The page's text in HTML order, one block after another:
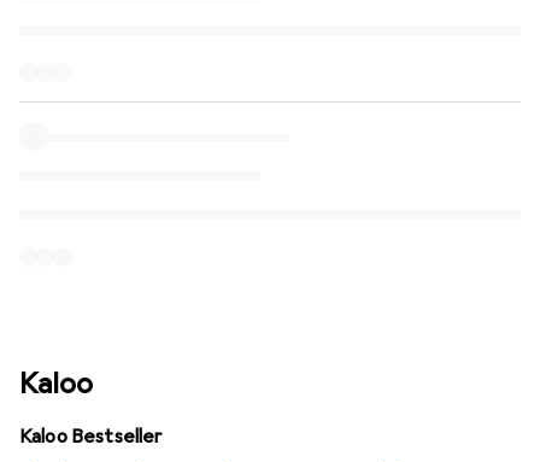
Kaloo
Kaloo Bestseller